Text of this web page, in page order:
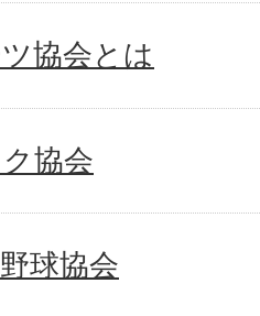
協会とは
協会
球協会